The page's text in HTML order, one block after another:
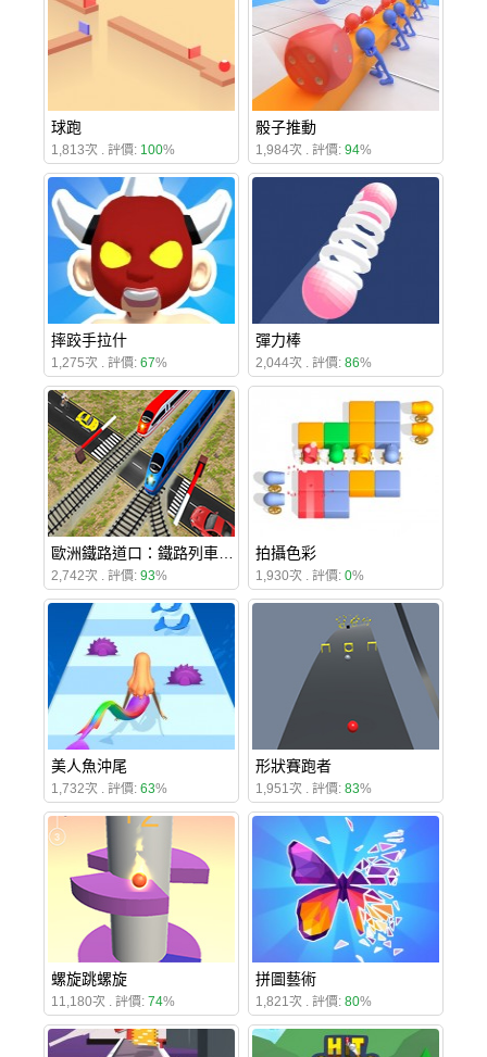
球跑
1,813次 . 評價: 100%
骰子推動
1,984次 . 評價: 94%
摔跤手拉什
1,275次 . 評價: 67%
彈力棒
2,044次 . 評價: 86%
2,742次 . 評價: 93%
拍攝色彩
1,930次 . 評價: 0%
美人魚沖尾
1,732次 . 評價: 63%
形狀賽跑者
1,951次 . 評價: 83%
螺旋跳螺旋
11,180次 . 評價: 74%
拼圖藝術
1,821次 . 評價: 80%